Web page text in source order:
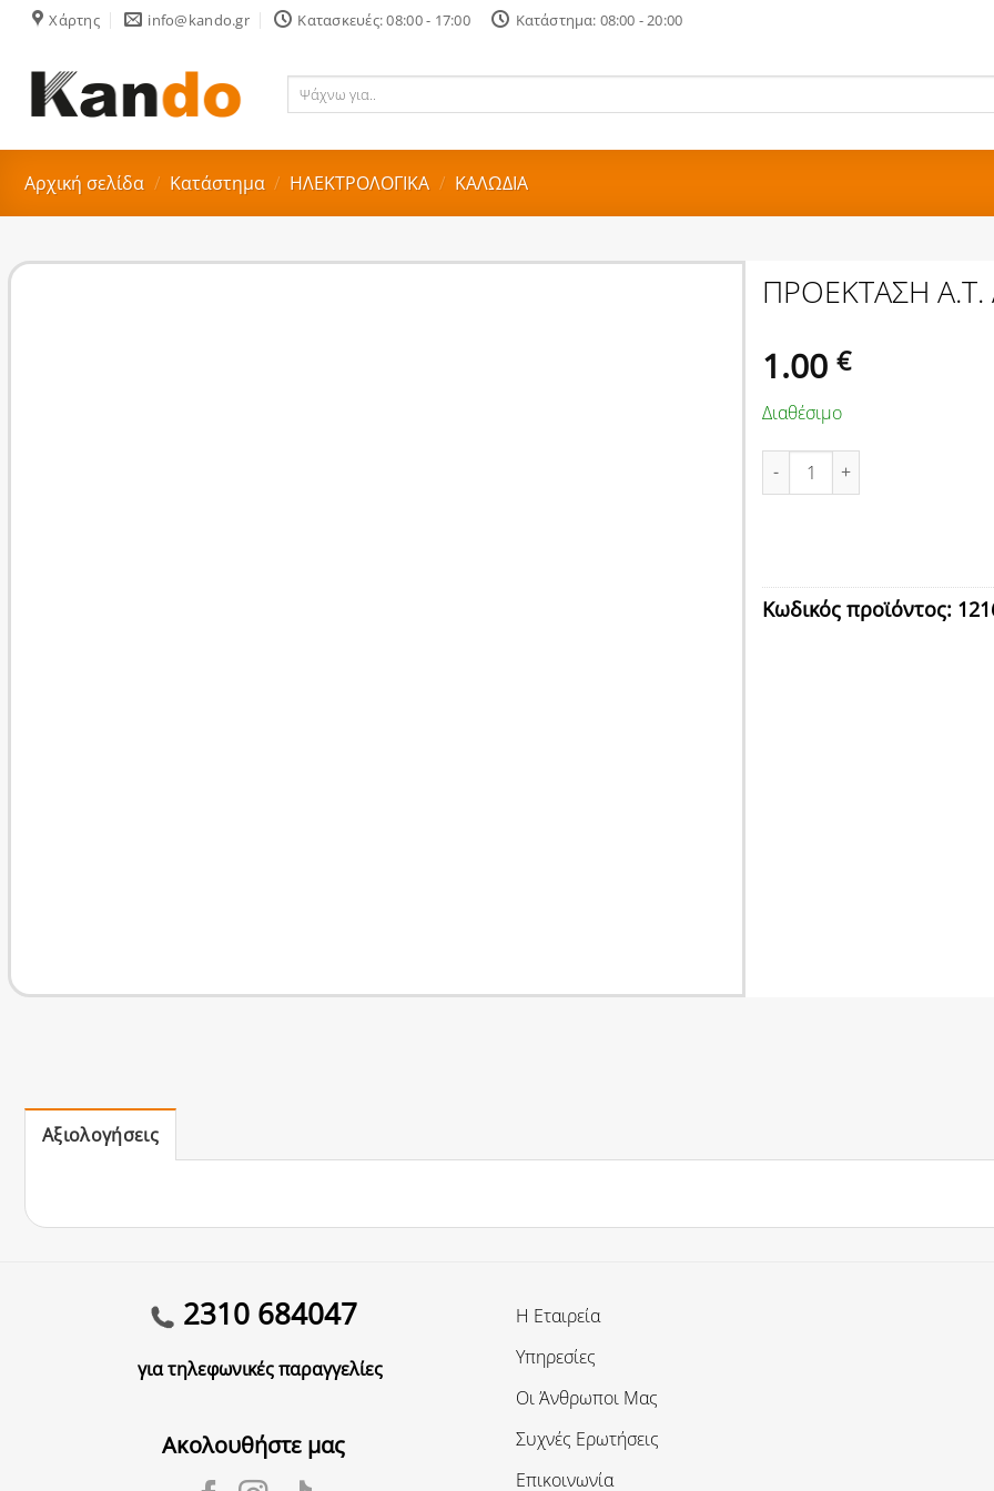
Skip
content
Χάρτης info@kando.gr Κατασκευές: 08:00 - 17:00 Κατάστημα: 08:00 - 20:00
Ψάχνω
Αρχική σελίδα / Κατάστημα / ΗΛΕΚΤΡΟΛΟΓΙΚΑ / ΚΑΛΩΔΙΑ
ΠΡΟΕΚΤΑΣΗ Α.Τ.
1.00 €
Διαθέσιμο
ΠΡΟΕΚΤΑΣΗ Α.Τ. ΛΕΥΚΗ 3m
Κωδικός προϊόντος:
Αξιολογήσεις
2310 684047
για τηλεφωνικές παραγγελίες
Ακολουθήστε μας
Η Εταιρεία
Υπηρεσίες
Οι Άνθρωποι Μας
Συχνές Ερωτήσεις
Επικοινωνία